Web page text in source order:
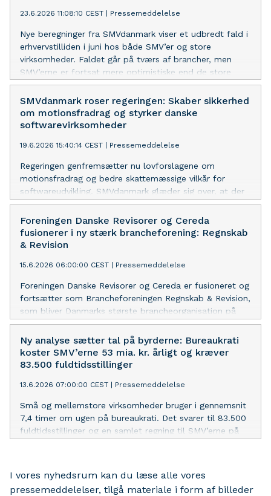
23.6.2026 11:08:10 CEST | Pressemeddelelse
Nye beregninger fra SMVdanmark viser et udbredt fald i
erhvervstilliden i juni hos både SMV’er og store
virksomheder. Faldet går på tværs af brancher, men
SMV’erne er fortsat mere optimistiske end de store
virksomheder. Industrien står for det største fald.
SMVdanmark roser regeringen: Skaber sikkerhed
om motionsfradrag og styrker danske
softwarevirksomheder
19.6.2026 15:40:14 CEST | Pressemeddelelse
Regeringen genfremsætter nu lovforslagene om
motionsfradrag og bedre skattemæssige vilkår for
softwareudvikling. SMVdanmark glæder sig over, at der
nu skabes sikkerhed for både danskernes mulighed for
at få fradrag for motion og for danske IT-
virksomheders konkurrenceevne. Også afskaffelse af
bogmoms og kaffeafgift bliver nu effektueret.
Foreningen Danske Revisorer og Cereda
fusionerer i ny stærk brancheforening: Regnskab
& Revision
15.6.2026 06:00:00 CEST | Pressemeddelelse
Foreningen Danske Revisorer og Cereda er fusioneret og
fortsætter som Brancheforeningen Regnskab & Revision,
som bliver Danmarks største brancheorganisation på
området målt på antal medlemsvirksomheder. Sammen
med SMVdanmark vil den nye brancheforening styrke
det politiske arbejde for færre, enklere og mere smidige
regler på regnskabsområdet.
Ny analyse sætter tal på byrderne: Bureaukrati
koster SMV’erne 53 mia. kr. årligt og kræver
83.500 fuldtidsstillinger
13.6.2026 07:00:00 CEST | Pressemeddelelse
Små og mellemstore virksomheder bruger i gennemsnit
7,4 timer om ugen på bureaukrati. Det svarer til 83.500
fuldtidsstillinger og en samlet regning til SMV’erne på
byrderne.
I vores nyhedsrum kan du læse alle vores
pressemeddelelser, tilgå materiale i form af billeder